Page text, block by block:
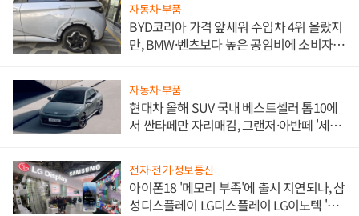
자동차·부품
BYD코리아 가격 앞세워 수입차 4위 올랐지
만, BMW·벤츠보다 높은 공임비에 소비자
자동차·부품
현대차 올해 SUV 국내 베스트셀러 톱10에
서 싼타페만 자리매김, 그랜저·아반떼 '세단
전자·전기·정보통신
아이폰18 '메모리 부족'에 출시 지연되나, 삼
성디스플레이 LG디스플레이 LG이노텍 '탈